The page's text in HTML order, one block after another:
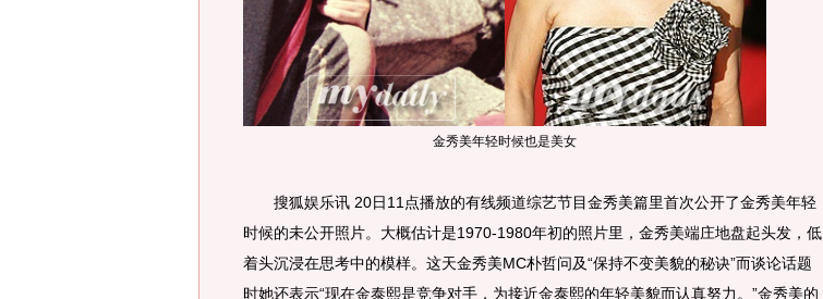
金秀美年轻时候也是美女
搜狐娱乐讯 20日11点播放的有线频道综艺节目金秀美篇里首次公开了金秀美年轻
时候的未公开照片。大概估计是1970-1980年初的照片里，金秀美端庄地盘起头发，低
着头沉浸在思考中的模样。这天金秀美MC朴哲问及“保持不变美貌的秘诀”而谈论话题
时她还表示“现在金泰熙是竞争对手，为接近金泰熙的年轻美貌而认真努力。”金秀美的